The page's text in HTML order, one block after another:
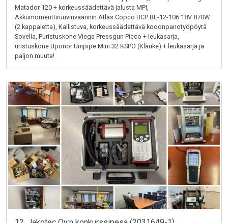
Matador 120 + korkeussäädettävä jalusta MPI,
Akkumomenttiruuvinväännin Atlas Copco BCP BL-12-106 18V 870W
(2 kappaletta), Kallistuva, korkeussäädettävä kooonpanotyöpöytä
Sovella, Puristuskone Viega Pressgun Picco + leukasarja,
uristuskone Uponor Unipipe Mini 32 KSPO (Klauke) + leukasarja ja
paljon muuta!